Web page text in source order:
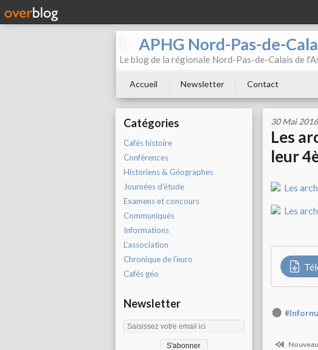
APHG Nord-Pas-de-
Le blog de la régionale Nord-Pas-de-Calais de
Accueil Newsletter Contact
Catégories
Cafés histoire
Conférences
Historiens & Géographes
Journées d'étude
Examens et concours
Communiqués
Informations
L'association
Chronique de l'euro
Cafés géo
Newsletter
30 Mai 2016
Les
leur